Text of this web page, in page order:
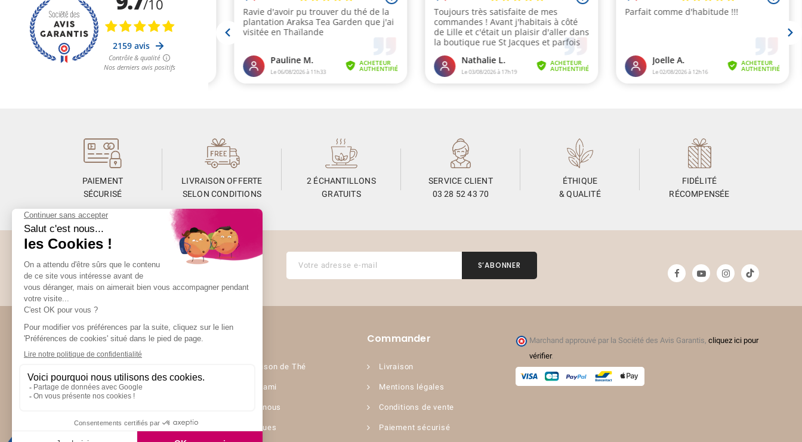
PAIEMENT
SÉCURISÉ
LIVRAISON OFFERTE
SELON CONDITIONS
2 ÉCHANTILLONS
GRATUITS
SERVICE CLIENT
03 28 52 43 70
ÉTHIQUE
& QUALITÉ
FIDÉLITÉ
RÉCOMPENSÉE
Abonnez-vous à la Newsletter
Restez informés de toute l’actualité Unami
UNAMI Maison de Thé
Ateliers Unami
Contactez-nous
Nos boutiques
Commander
Livraison
Mentions légales
Conditions de vente
Paiement sécurisé
Marchand approuvé par la Société des Avis Garantis, cliquez ici pour
vérifier.